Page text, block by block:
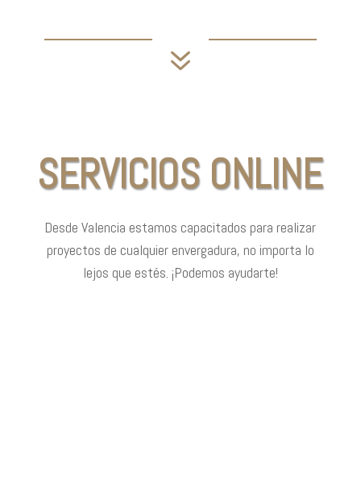
7
SERVICIOS ONLINE
Desde Valencia estamos capacitados para realizar
proyectos de cualquier envergadura, no importa lo
lejos que estés. ¡Podemos ayudarte!